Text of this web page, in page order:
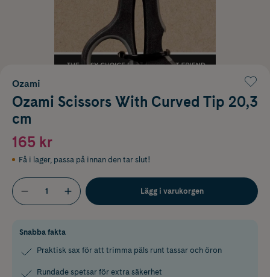
Ozami
Ozami Scissors With Curved Tip 20,3
cm
165 kr
Få i lager, passa på innan den tar slut!
Lägg i varukorgen
Snabba fakta
Praktisk sax för att trimma päls runt tassar och öron
Rundade spetsar för extra säkerhet